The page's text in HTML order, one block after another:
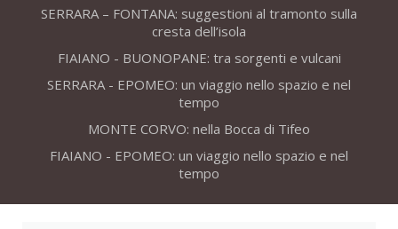
SERRARA – FONTANA: suggestioni al tramonto sulla
cresta dell’isola
FIAIANO - BUONOPANE: tra sorgenti e vulcani
SERRARA - EPOMEO: un viaggio nello spazio e nel
tempo
MONTE CORVO: nella Bocca di Tifeo
FIAIANO - EPOMEO: un viaggio nello spazio e nel
tempo